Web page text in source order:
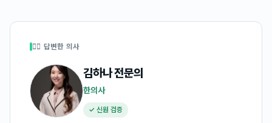
👩‍⚕️ 답변한 의사
김하나전문의
한의사
✓ 신원 검증